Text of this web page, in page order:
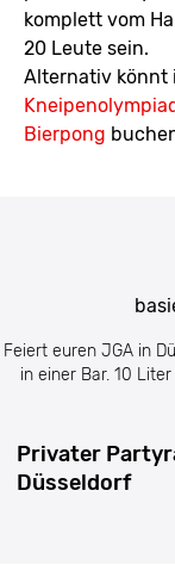
komplett vom
20 Leute sein.
Alternativ könnt
Bierpong
Feiert euren JGA in
in einer Bar. 10
Privater
Düsseldorf